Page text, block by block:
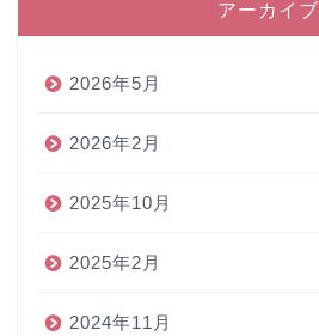
アーカイブ
2026年5月
2026年2月
2025年10月
2025年2月
2024年11月